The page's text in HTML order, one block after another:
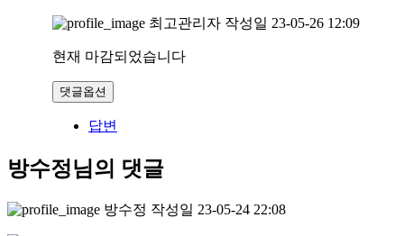
최고관리자 작성일 23-05-26 12:09
현재 마감되었습니다
댓글옵션
답변
방수정님의 댓글
방수정 작성일 23-05-24 22:08